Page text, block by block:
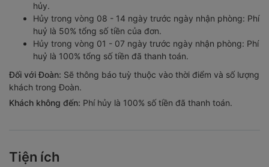
hủy.
Hủy trong vòng 08 - 14 ngày trước ngày nhận phòng: Phí
huỷ là 50% tổng số tiền của đơn.
Hủy trong vòng 01 - 07 ngày trước ngày nhận phòng: Phí
huỷ là 100% tổng số tiền đã thanh toán.
Đối với Đoàn: Sẽ thông báo tuỳ thuộc vào thời điểm và số lượng
khách trong Đoàn.
Khách không đến: Phí hủy là 100% số tiền đã thanh toán.
Tiện ích